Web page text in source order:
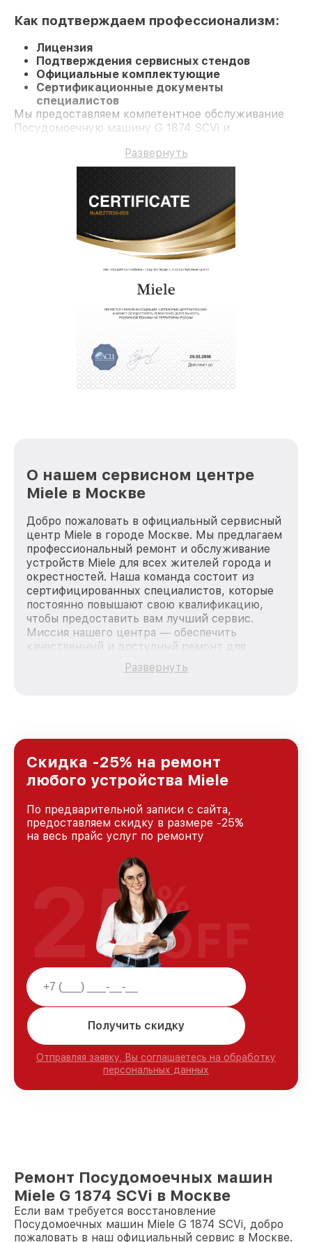
Как подтверждаем профессионализм:
Лицензия
Подтверждения сервисных стендов
Официальные комплектующие
Сертификационные документы
специалистов
Мы предоставляем компетентное обслуживание
Посудомоечную машину G 1874 SCVi и
Развернуть
О нашем сервисном центре
Miele в Москве
Добро пожаловать в официальный сервисный
центр Miele в городе Москве. Мы предлагаем
профессиональный ремонт и обслуживание
устройств Miele для всех жителей города и
окрестностей. Наша команда состоит из
сертифицированных специалистов, которые
постоянно повышают свою квалификацию,
чтобы предоставить вам лучший сервис.
Миссия нашего центра — обеспечить
качественный и доступный ремонт для
каждого пользователя продукции Miele, вне
зависимости от сложности поломки. Мы
и лояльности наших клиентов.
Развернуть
Скидка -25% на ремонт
любого устройства Miele
По предварительной записи с сайта,
предоставляем скидку в размере -25%
на весь прайс услуг по ремонту
Получить скидку
Отправляя заявку, Вы соглашаетесь на обработку
персональных данных
25%
OFF
Ремонт Посудомоечных машин
Miele G 1874 SCVi в Москве
Если вам требуется восстановление
Посудомоечных машин Miele G 1874 SCVi, добро
пожаловать в наш официальный сервис в Москве.